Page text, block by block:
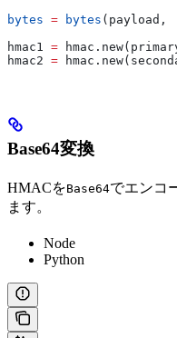
bytes = bytes (payload,
hmac1 =
hmac2 =
Base64変換
HMACをBase64でエンコ
ます。
Node
Python